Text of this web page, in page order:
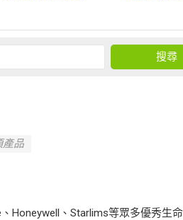
產品
Honeywell、Starlims等眾多優秀生